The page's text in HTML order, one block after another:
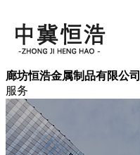
廊坊恒浩金属制品有限公司
服务